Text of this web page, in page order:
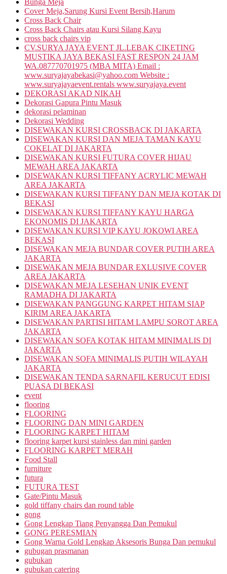
Cover Meja,Sarung Kursi Event Bersih,Harum
Cross Back Chair
Cross Back Chairs atau Kursi Silang Kayu
cross back chairs vip
CV.SURYA JAYA EVENT JL.LEBAK CIKETING
MUSTIKA JAYA BEKASI FAST RESPON 24 JAM
WA.087770701975 (MBA MITA) Email :
www.suryajayabekasi@yahoo.com Website :
www.suryajayaevent.rentals www.suryajaya.event
DEKORASI AKAD NIKAH
Dekorasi Gapura Pintu Masuk
dekorasi pelaminan
Dekorasi Wedding
DISEWAKAN KURSI CROSSBACK DI JAKARTA
DISEWAKAN KURSI DAN MEJA TAMAN KAYU
COKELAT DI JAKARTA
DISEWAKAN KURSI FUTURA COVER HIJAU
MEWAH AREA JAKARTA
DISEWAKAN KURSI TIFFANY ACRYLIC MEWAH
AREA JAKARTA
DISEWAKAN KURSI TIFFANY DAN MEJA KOTAK DI
BEKASI
DISEWAKAN KURSI TIFFANY KAYU HARGA
EKONOMIS DI JAKARTA
DISEWAKAN KURSI VIP KAYU JOKOWI AREA
BEKASI
DISEWAKAN MEJA BUNDAR COVER PUTIH AREA
JAKARTA
DISEWAKAN MEJA BUNDAR EXLUSIVE COVER
AREA JAKARTA
DISEWAKAN MEJA LESEHAN UNIK EVENT
RAMADHA DI JAKARTA
DISEWAKAN PANGGUNG KARPET HITAM SIAP
KIRIM AREA JAKARTA
DISEWAKAN PARTISI HITAM LAMPU SOROT AREA
JAKARTA
DISEWAKAN SOFA KOTAK HITAM MINIMALIS DI
JAKARTA
DISEWAKAN SOFA MINIMALIS PUTIH WILAYAH
JAKARTA
DISEWAKAN TENDA SARNAFIL KERUCUT EDISI
PUASA DI BEKASI
event
flooring
FLOORING
FLOORING DAN MINI GARDEN
FLOORING KARPET HITAM
flooring karpet kursi stainless dan mini garden
FLOORING KARPET MERAH
Food Stall
furniture
futura
FUTURA TEST
Gate/Pintu Masuk
gold tiffany chairs dan round table
gong
Gong Lengkap Tiang Penyangga Dan Pemukul
GONG PERESMIAN
Gong Warna Gold Lengkap Aksesoris Bunga Dan pemukul
gubugan prasmanan
gubukan
gubukan catering